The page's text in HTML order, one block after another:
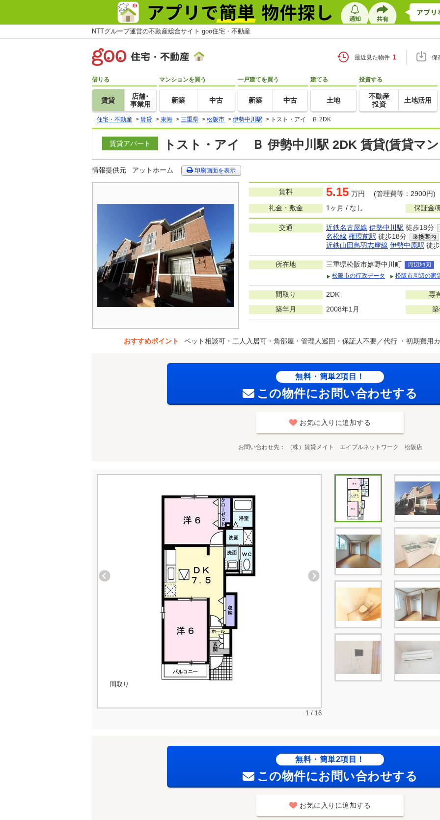
NTTグループ運営の不動産総合サイト goo住宅・不動産
最近見た物件 1 保
借りる
賃貸
店舗･
事業用
マンションを買う
新築 中古
一戸建てを買う
新築 中古
建てる
土地
投資する
不動産
投資
土地活用
住宅・不動産 > 賃貸 > 東海 > 三重県 > 松阪市 > 伊勢中川駅 > トスト・アイ Ｂ 2DK
賃貸アパート トスト・アイ Ｂ 伊勢中川駅 2DK 賃貸(賃貸マ
情報提供元 アットホーム 印刷画面を表示
賃料 5.15 万円 (管理費等：2900円)
礼金・敷金
1ヶ月 / なし 保証金/
交通 近鉄名古屋線 伊勢中川駅 徒歩18分
名松線 権現前駅 徒歩18分 乗換案内
近鉄山田鳥羽志摩線 伊勢中原駅 徒
所在地 三重県松阪市嬉野中川町
周辺地図
松阪市の行政データ
松阪市周辺の家
間取り 2DK 専
築年月 2008年1月
おすすめポイント ペット相談可・二人入居可・角部屋・管理人巡回・保証人不要／代行 ・初期費用
無料・簡単2項目！
この物件にお問い合わせする
お気に入りに追加する
お問い合わせ先 （株）賃貸メイト エイブルネットワーク 松阪店
間取り
1 / 16
無料・簡単2項目！
この物件にお問い合わせする
お気に入りに追加する